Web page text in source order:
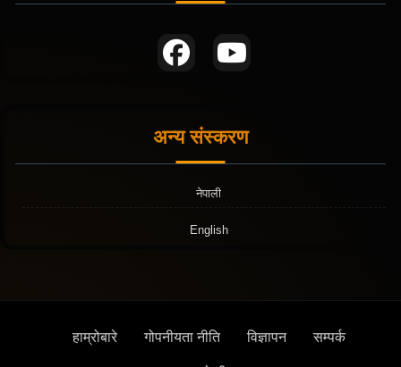
अन्य संस्करण
नेपाली
English
हाम्रोबारे गोपनीयता नीति विज्ञापन सम्पर्क